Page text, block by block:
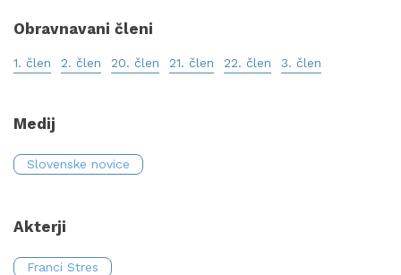
Obravnavani členi
1. člen 2. člen 20. člen 21. člen 22. člen 3. člen
Medij
Slovenske novice
Akterji
Franci Stres